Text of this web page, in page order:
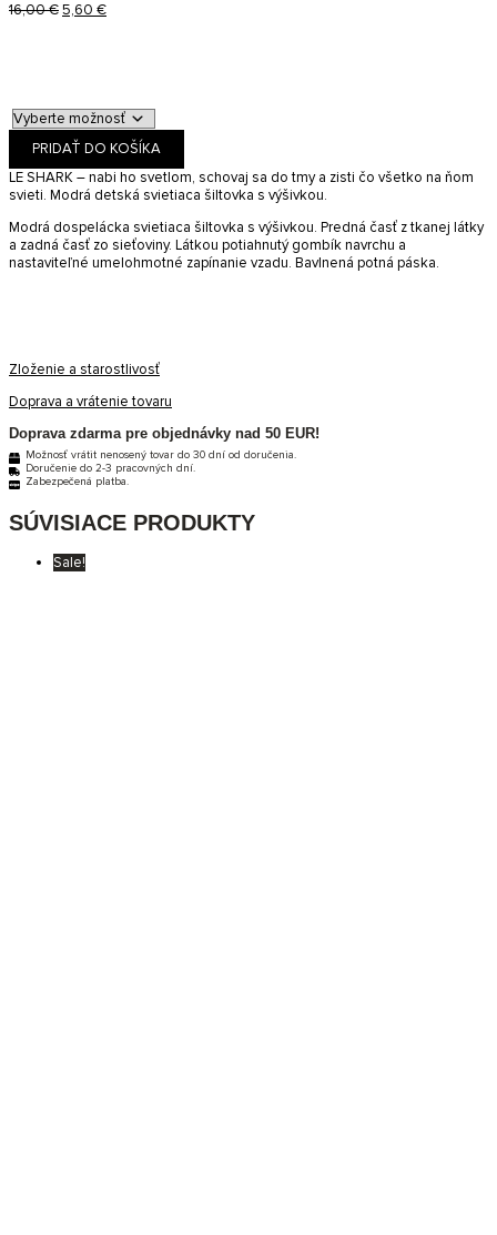
16,00€Pôvodná
5,60 €Aktuálna
PRIDAŤ DO KOŠÍKA
LE SHARK – nabi ho svetlom, schovaj sa do tmy a zisti čo všetko na ňom
svieti. Modrá detská svietiaca šiltovka s výšivkou.
Modrá dospelácka svietiaca šiltovka s výšivkou. Predná časť z tkanej látky
a zadná časť zo sieťoviny. Látkou potiahnutý gombík navrchu a
nastaviteľné umelohmotné zapínanie vzadu. Bavlnená potná páska.
Zloženie a starostlivosť
Doprava a vrátenie tovaru
Doprava zdarma pre objednávky nad 50 EUR!
Možnosť vrátit nenosený tovar do 30 dní od doručenia.
Doručenie do 2-3 pracovných dní.
Zabezpečená platba.
SÚVISIACE PRODUKTY
Sale!